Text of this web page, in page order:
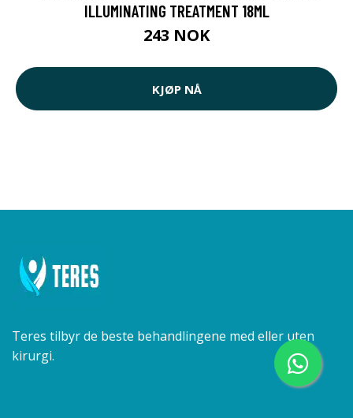
ILLUMINATING TREATMENT 18ML
243 NOK
KJØP NÅ
Teres tilbyr de beste behandlingene med eller uten
kirurgi.